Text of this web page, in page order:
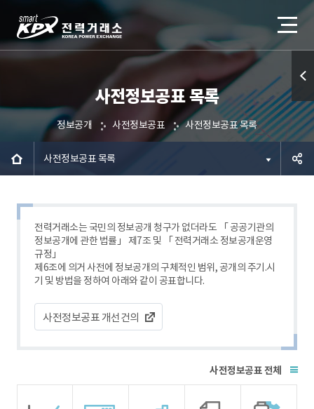
사전정보공표 목록
정보공개 사전정보공표 사전정보공표 목록
사전정보공표 목록
전력거래소는 국민의 정보공개 청구가 없더라도 「 공공기관의
정보공개에 관한 법률」 제7조 및 「 전력거래소 정보공개운영
규정」
제6조에 의거 사전에 정보공개의 구체적인 범위, 공개의 주기.시
기 및 방법을 정하여 아래와 같이 공표합니다.
사전정보공표 개선건의
전체
퀵메
뉴 열
기